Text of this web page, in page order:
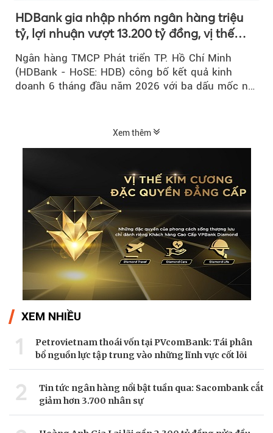
HDBank gia nhập nhóm ngân hàng triệu
tỷ, lợi nhuận vượt 13.200 tỷ đồng, vị thế
mới trên thị trường vốn quốc tế
Ngân hàng TMCP Phát triển TP. Hồ Chí Minh
(HDBank - HoSE: HDB) công bố kết quả kinh
doanh 6 tháng đầu năm 2026 với ba dấu mốc nổi
Xem thêm
XEM NHIỀU
1
Petrovietnam thoái vốn tại PVcomBank: Tái phân
bổ nguồn lực tập trung vào những lĩnh vực cốt lõi
2
Tin tức ngân hàng nổi bật tuần qua: Sacombank cắt
giảm hơn 3.700 nhân sự